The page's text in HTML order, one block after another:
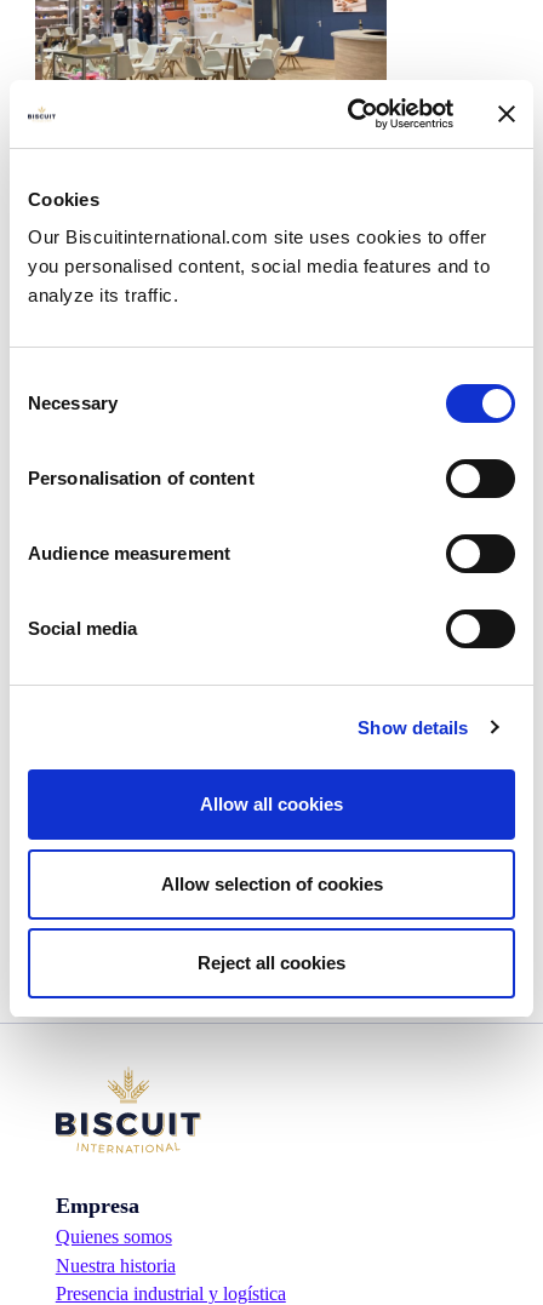
Cookies
Our Biscuitinternational.com site uses cookies to offer
you personalised content, social media features and to
analyze its traffic.
Selection
Necessary
Personalisation of content
Audience measurement
Social media
Show details
Allow all cookies
Allow selection of cookies
Reject all cookies
presente en la feria ISM...
Publié le
20/11/2023
¡Nuestro equipo de exportación estuvo presente en
View more
Nuestro equipo de exportación
participó en Gulfood 2023 en Dubái
Publié le
20/11/2023
¡Nuestro equipo de exportación participó en Gulfood
View more
Empresa
Quienes somos
Nuestra historia
Presencia industrial y logística